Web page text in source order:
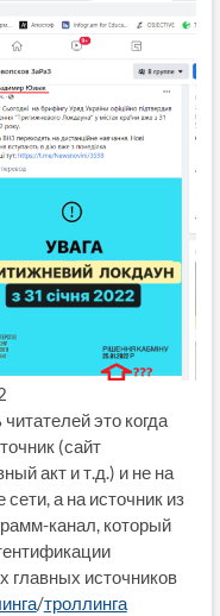
это когда
(сайт
акт и т.д.) и не на
а на источник из
канал, который
главных источников
/троллинга